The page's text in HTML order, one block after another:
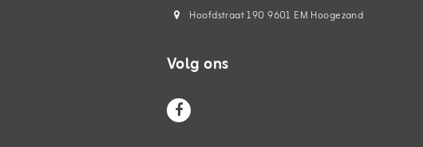
Hoofdstraat 190 9601 EM Hoogezand
Volg ons